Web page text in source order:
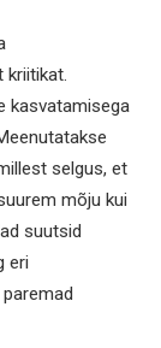
kriitikat.
kasvatamisega
selgus, et
mõju kui
suutsid
eri